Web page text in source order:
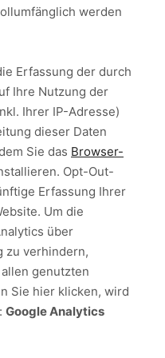
werden
Erfassung der durch
Ihre Nutzung der
Ihrer IP-Adresse)
dieser Daten
Sie das Browser-
Opt-Out-
Erfassung Ihrer
Um die
über
zu verhindern,
genutzten
Sie hier klicken, wird
Google Analytics